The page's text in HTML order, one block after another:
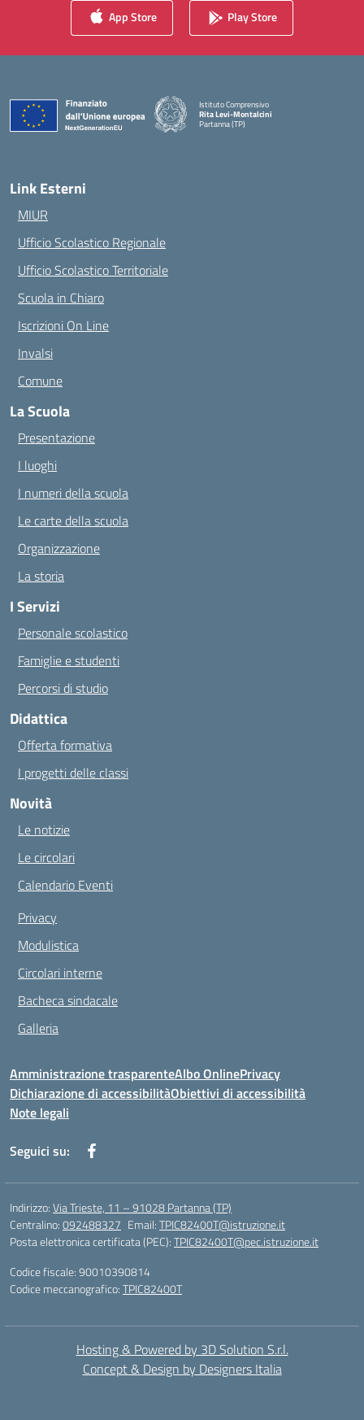
App Store Play Store
Istituto Comprensivo
Rita Levi-Montalcini
Partanna (TP)
Link Esterni
MIUR
Ufficio Scolastico Regionale
Ufficio Scolastico Territoriale
Scuola in Chiaro
Iscrizioni On Line
Invalsi
Comune
La Scuola
Presentazione
I luoghi
I numeri della scuola
Le carte della scuola
Organizzazione
La storia
I Servizi
Personale scolastico
Famiglie e studenti
Percorsi di studio
Didattica
Offerta formativa
I progetti delle classi
Novità
Le notizie
Le circolari
Calendario Eventi
Privacy
Modulistica
Circolari interne
Bacheca sindacale
Galleria
Amministrazione trasparenteAlbo OnlinePrivacy
Dichiarazione di accessibilitàObiettivi di accessibilità
Note legali
Seguici su:
Indirizzo:Via Trieste, 11 – 91028 Partanna (TP)
Centralino:092488327 Email:TPIC82400T@istruzione.it
Posta elettronica certificata (PEC):TPIC82400T@pec.istruzione.it
Codice fiscale: 90010390814
Codice meccanografico:TPIC82400T
Hosting & Powered by 3D Solution S.r.l.
Concept & Design by Designers Italia